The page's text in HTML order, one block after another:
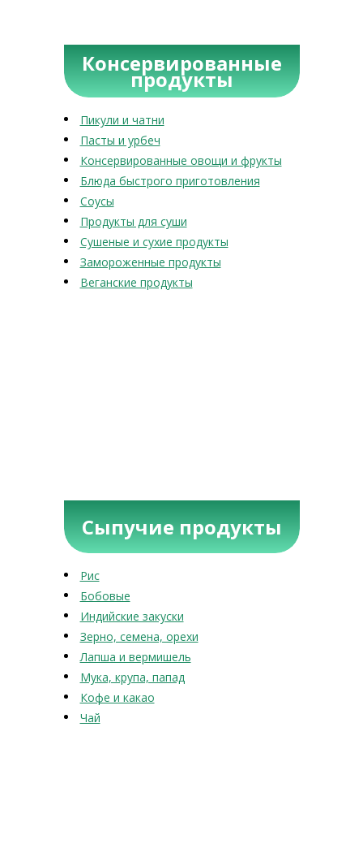
Консервированные
продукты
Пикули и чатни
Пасты и урбеч
Консервированные овощи и фрукты
Блюда быстрого приготовления
Соусы
Продукты для суши
Сушеные и сухие продукты
Замороженные продукты
Веганские продукты
Сыпучие продукты
Рис
Бобовые
Индийские закуски
Зерно, семена, орехи
Лапша и вермишель
Мука, крупа, папад
Кофе и какао
Чай